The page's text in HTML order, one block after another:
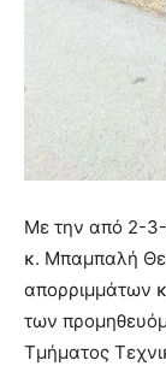
Με την από 2-
κ. Μπαμπαλή
απορριμμάτων
των
Τμήματος